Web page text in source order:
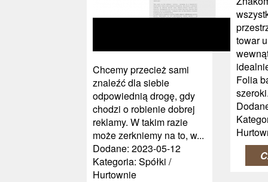
Chcemy przecież sami
znaleźć dla siebie
odpowiednią drogę, gdy
chodzi o robienie dobrej
reklamy. W takim razie
może zerkniemy na to, w...
Dodane: 2023-05-12
Kategoria: Spółki /
Hurtownie
towar
Folia